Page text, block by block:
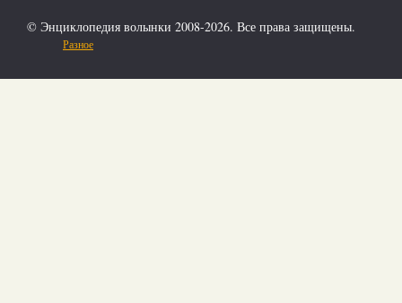
© Энциклопедия волынки 2008-2026. Все права защищены.
Разное